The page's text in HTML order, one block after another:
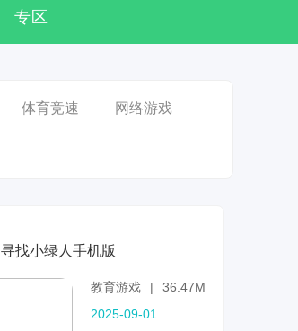
专区
体育竞速 网络游戏
寻找小绿人手机版
教育游戏 |
36.47MB
2025-09-01